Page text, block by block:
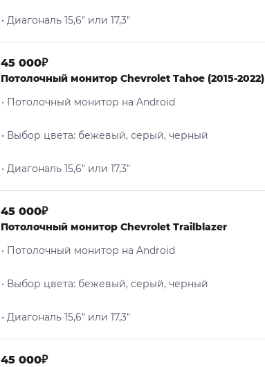
• Диагональ 15,6" или 17,3"
45 000₽
Потолочный монитор Chevrolet Tahoe (2015-2022)
• Потолочный монитор на Android
• Выбор цвета: бежевый, серый, черный
• Диагональ 15,6" или 17,3"
45 000₽
Потолочный монитор Chevrolet Trailblazer
• Потолочный монитор на Android
• Выбор цвета: бежевый, серый, черный
• Диагональ 15,6" или 17,3"
45 000₽